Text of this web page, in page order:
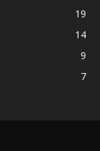
19
14
9
7